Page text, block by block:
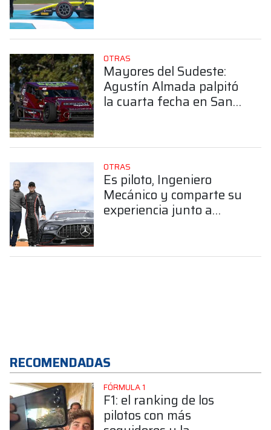
OTRAS
Mayores del Sudeste:
Agustín Almada palpitó
la cuarta fecha en San
OTRAS
Es piloto, Ingeniero
Mecánico y comparte su
experiencia junto a
Gonçalves
RECOMENDADAS
FÓRMULA 1
F1: el ranking de los
pilotos con más